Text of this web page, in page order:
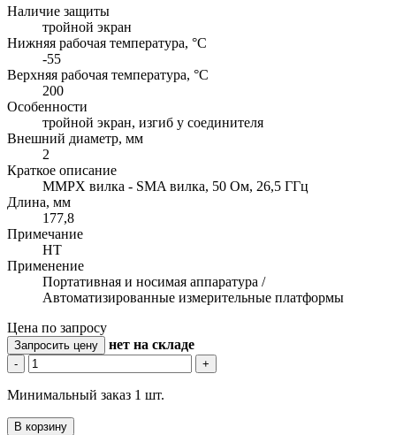
Наличие защиты
тройной экран
Нижняя рабочая температура, °C
-55
Верхняя рабочая температура, °C
200
Особенности
тройной экран, изгиб у соединителя
Внешний диаметр, мм
2
Краткое описание
MMPX вилка - SMA вилка, 50 Ом, 26,5 ГГц
Длина, мм
177,8
Примечание
HT
Применение
Портативная и носимая аппаратура /
Автоматизированные измерительные платформы
Цена по запросу
Запросить цену нет на складе
- +
Минимальный заказ 1 шт.
В корзину